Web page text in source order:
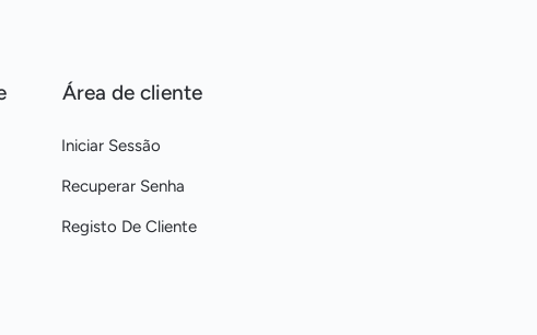
Área de cliente
Iniciar Sessão
Recuperar Senha
Registo De Cliente